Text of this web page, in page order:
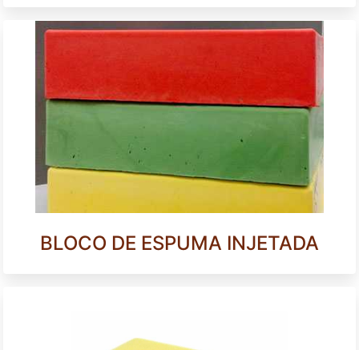
BLOCO DE ESPUMA INJETADA